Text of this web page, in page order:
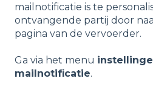
mailnotificatie is te
ontvangende partij door
pagina van de vervoerder.
Ga via het menu
mailnotificatie.